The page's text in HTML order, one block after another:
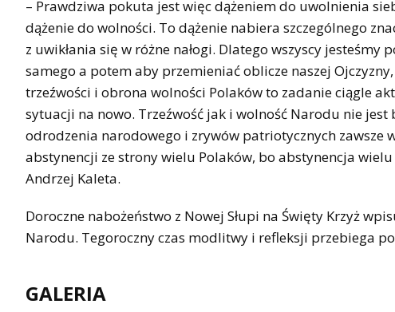
– Prawdziwa pokuta jest więc dążeniem do uwolnienia
dążenie do wolności. To dążenie nabiera szczególnego
z uwikłania się w różne nałogi. Dlatego wszyscy
samego a potem aby przemieniać oblicze naszej
trzeźwości i obrona wolności Polaków to zadanie ciągle
sytuacji na nowo. Trzeźwość jak i wolność Narodu nie
odrodzenia narodowego i zrywów patriotycznych zawsze
abstynencji ze strony wielu Polaków, bo abstynencja
Andrzej Kaleta.
Doroczne nabożeństwo z Nowej Słupi na Święty Krzyż
Narodu. Tegoroczny czas modlitwy i refleksji przebiega
GALERIA